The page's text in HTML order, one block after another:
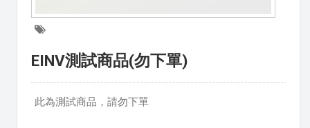
EINV測試商品(勿下單)
此為測試商品，請勿下單